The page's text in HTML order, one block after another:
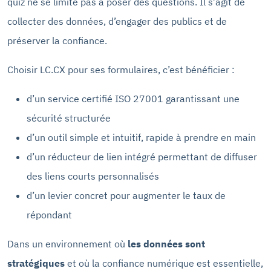
collecter des données, d’engager des publics et de
préserver la confiance.
Choisir LC.CX pour ses formulaires, c’est bénéficier :
d’un service certifié ISO 27001 garantissant une
sécurité structurée
d’un outil simple et intuitif, rapide à prendre en main
d’un réducteur de lien intégré permettant de diffuser
des liens courts personnalisés
d’un levier concret pour augmenter le taux de
répondant
Dans un environnement où les données sont
stratégiques et où la confiance numérique est essentielle,